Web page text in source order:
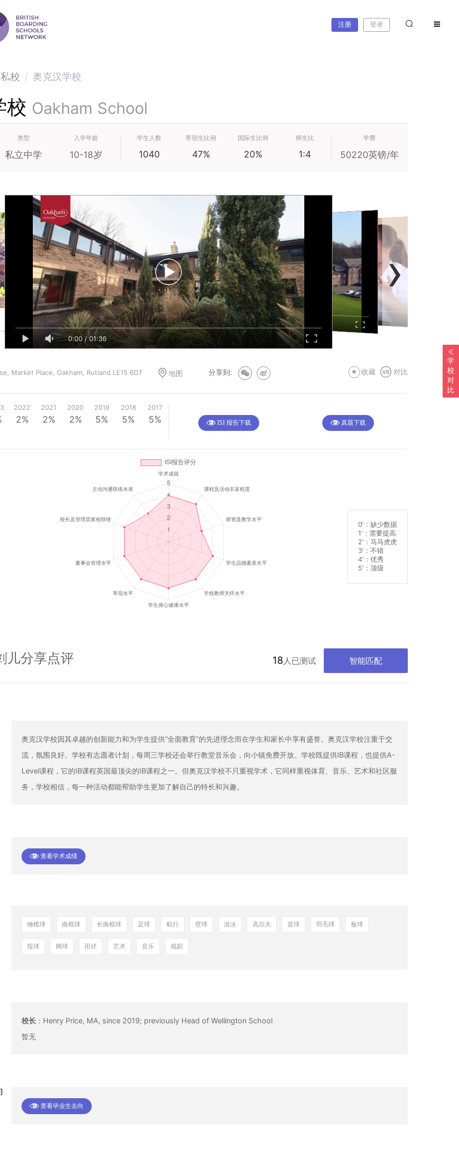
注册 登录
校 / 奥克汉学校
校 Oakham School
类型
私立中学
入学年龄
10-18岁
学生人数
1040
寄宿生比例
47%
国际生比例
20%
师生比
1:4
学费
50220英镑/年
0:00/01:36
0:00 /01:11
0:00/ 06:08
›
Market Place, Oakham, Rutland LE15 6DT 地图 分享到: 收藏 对比
2022
2%
2021
2%
2020
2%
2019
5%
2018
5%
2017
5% ISI 报告下载 真题下载
0' ：缺少数据
1' ：需要提高
2' ：马马虎虎
3' ：不错
4' ：优秀
5' ：顶级
儿分享点评 18 人已测试 智能匹配
奥克汉学校因其卓越的创新能力和为学生提供“全面教育”的先进理念而在学生和家长中享有盛誉。奥克汉学校注重于交
流，氛围良好。学校有志愿者计划，每周三学校还会举行教堂音乐会，向小镇免费开放。学校既提供IB课程，也提供A-
Level课程，它的IB课程英国最顶尖的IB课程之一。但奥克汉学校不只重视学术，它同样重视体育、音乐、艺术和社区服
务，学校相信，每一种活动都能帮助学生更加了解自己的特长和兴趣。
查看学术成绩
橄榄球 曲棍球 长曲棍球 足球 航行 壁球 游泳 高尔夫 篮球 羽毛球 板球
投球 网球 田径 艺术 音乐 戏剧
校长 ： Henry Price, MA, since 2019; previously Head of Wellington School
暂无
查看毕业生去向
学
校
对
比